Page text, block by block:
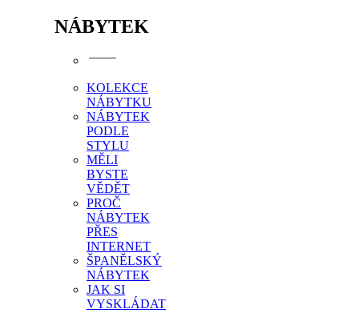
NÁBYTEK
KOLEKCE
NÁBYTKU
NÁBYTEK
PODLE
STYLU
MĚLI
BYSTE
VĚDĚT
PROČ
NÁBYTEK
PŘES
INTERNET
ŠPANĚLSKÝ
NÁBYTEK
JAK SI
VYSKLÁDAT